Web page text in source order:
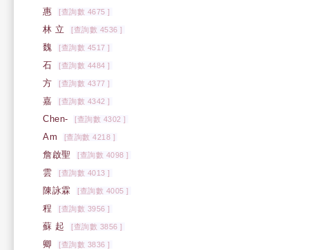
惠 [查詢數 4675 ]
林 立 [查詢數 4536 ]
魏 [查詢數 4517 ]
石 [查詢數 4484 ]
方 [查詢數 4377 ]
嘉 [查詢數 4342 ]
Chen- [查詢數 4302 ]
Am [查詢數 4218 ]
詹啟聖 [查詢數 4098 ]
雲 [查詢數 4013 ]
陳詠霖 [查詢數 4005 ]
程 [查詢數 3956 ]
蘇 起 [查詢數 3856 ]
卿 [查詢數 3836 ]